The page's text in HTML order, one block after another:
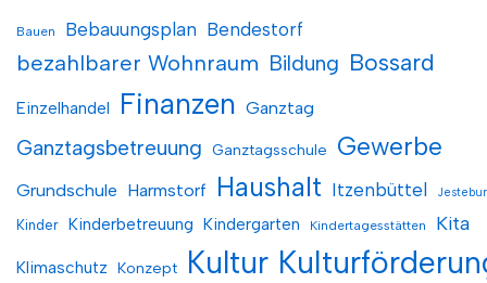
Bauen Bebauungsplan Bendestorf
bezahlbarer Wohnraum Bildung Bossard
Einzelhandel Finanzen Ganztag
Ganztagsbetreuung Ganztagsschule Gewerbe
Grundschule Harmstorf Haushalt Itzenbüttel
Kinder Kinderbetreuung Kindergarten Kindertagesstätten Kita
Klimaschutz Konzept Kultur